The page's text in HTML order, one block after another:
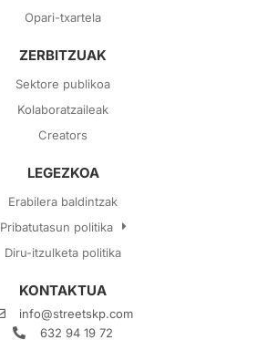
Opari-txartela
ZERBITZUAK
Sektore publikoa
Kolaboratzaileak
Creators
LEGEZKOA
Erabilera baldintzak
Pribatutasun politika
Diru-itzulketa politika
KONTAKTUA
info@streetskp.com
632 94 19 72